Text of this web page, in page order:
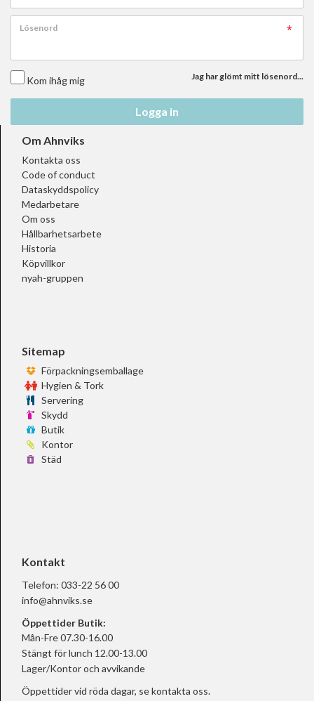
Lösenord
Kom ihåg mig Jag har glömt mitt lösenord...
Logga in
Om Ahnviks
Kontakta oss
Code of conduct
Dataskyddspolicy
Medarbetare
Om oss
Hållbarhetsarbete
Historia
Köpvillkor
nyah-gruppen
Sitemap
Förpackningsemballage
Hygien & Tork
Servering
Skydd
Butik
Kontor
Städ
Kontakt
Telefon: 033-22 56 00
info@ahnviks.se
Öppettider Butik:
Mån-Fre 07.30-16.00
Stängt för lunch 12.00-13.00
Lager/Kontor och avvikande
Öppettider vid röda dagar, sekontakta oss.